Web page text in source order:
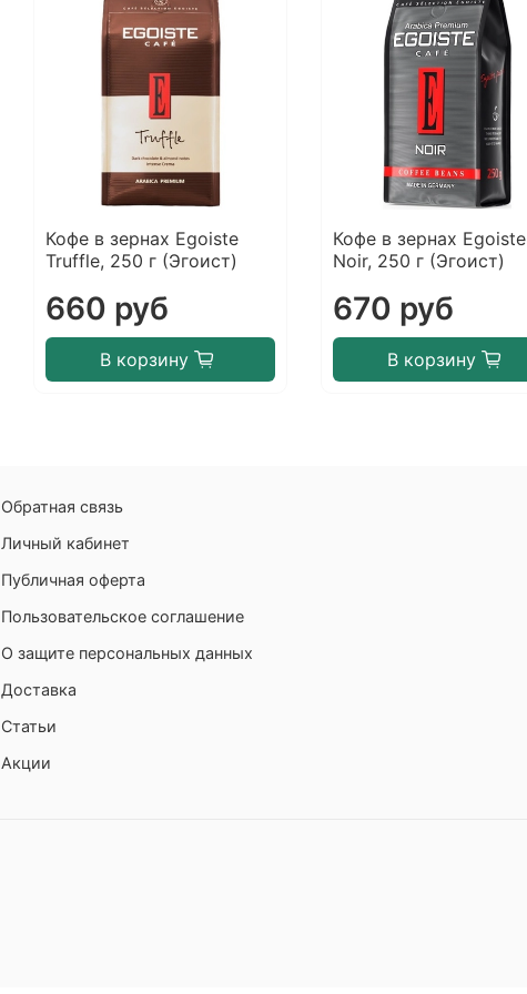
Кофе в зернах Egoiste
Truffle, 250 г (Эгоист)
660 руб
В корзину
Кофе в зернах Egoiste
Noir, 250 г (Эгоист)
670 руб
В корзину
Обратная связь
Личный кабинет
Публичная оферта
Пользовательское соглашение
О защите персональных данных
Доставка
Статьи
Акции